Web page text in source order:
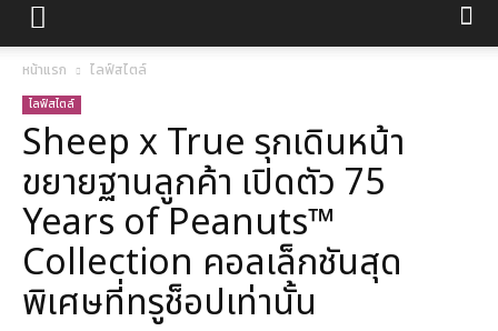
หน้าแรก ไลฟ์สไตล์
ไลฟ์สไตล์
Sheep x True รุกเดินหน้า
ขยายฐานลูกค้า เปิดตัว 75
Years of Peanuts™
Collection คอลเล็กชันสุด
พิเศษที่ทรูช็อปเท่านั้น